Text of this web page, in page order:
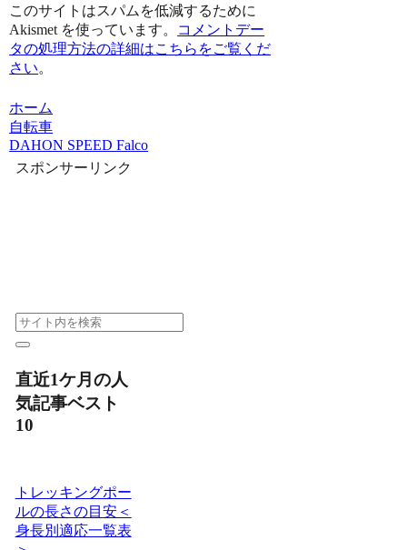
このサイトはスパムを低減するために
Akismet を使っています。
コメントデー
タの処理方法の詳細はこちらをご覧くだ
さい。
ホーム
自転車
DAHON SPEED Falco
スポンサーリンク
直近1ケ月の人
気記事ベスト
10
トレッキングポー
ルの長さの目安＜
身長別適応一覧表